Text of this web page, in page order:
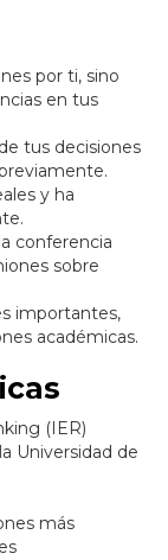
por ti, sino
en tus
tus decisiones
y ha
conferencia
sobre
importantes,
académicas.
(IER)
Universidad de
más